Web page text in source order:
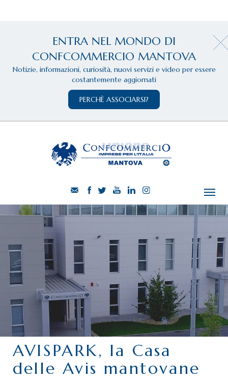
ENTRA NEL MONDO DI
CONFCOMMERCIO MANTOVA
Notizie, informazioni, curiosità, nuovi servizi e video per essere
costantemente aggiornati
PERCHÈ ASSOCIARSI?
CHI SIAMO
SERVIZI
CATEGORIE
DELEGAZIONI
ATTIVITÀ STORICHE
PERIODICO
PERCHÉ ASSOCIARSI?
DOVE SIAMO
AVISPARK, la Casa
delle Avis mantovane